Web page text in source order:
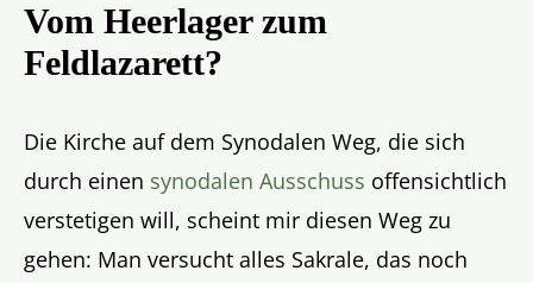
Vom Heerlager zum
Feldlazarett?
Die Kirche auf dem Synodalen Weg, die sich
durch einen synodalen Ausschuss offensichtlich
verstetigen will, scheint mir diesen Weg zu
gehen: Man versucht alles Sakrale, das noch